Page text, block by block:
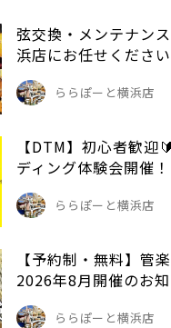
弦交換・メンテナン
浜店にお任せください
ららぽーと横浜店
【DTM】初心者歓迎
ディング体験会開催！
ららぽーと横浜店
【予約制・無料】管
2026年8月開催のお
ららぽーと横浜店